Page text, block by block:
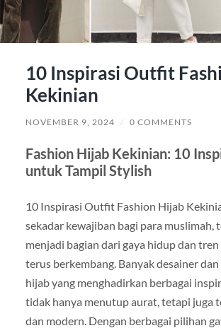
10 Inspirasi Outfit
Kekinian
NOVEMBER 9, 2024 / 0 COMMENTS
Fashion Hijab Kekinian: 10
untuk Tampil Stylish
10 Inspirasi Outfit Fashion Hijab
sekadar kewajiban bagi para muslimah,
menjadi bagian dari gaya hidup dan
terus berkembang. Banyak desainer
hijab yang menghadirkan berbagai
tidak hanya menutup aurat, tetapi juga
dan modern. Dengan berbagai pilihan